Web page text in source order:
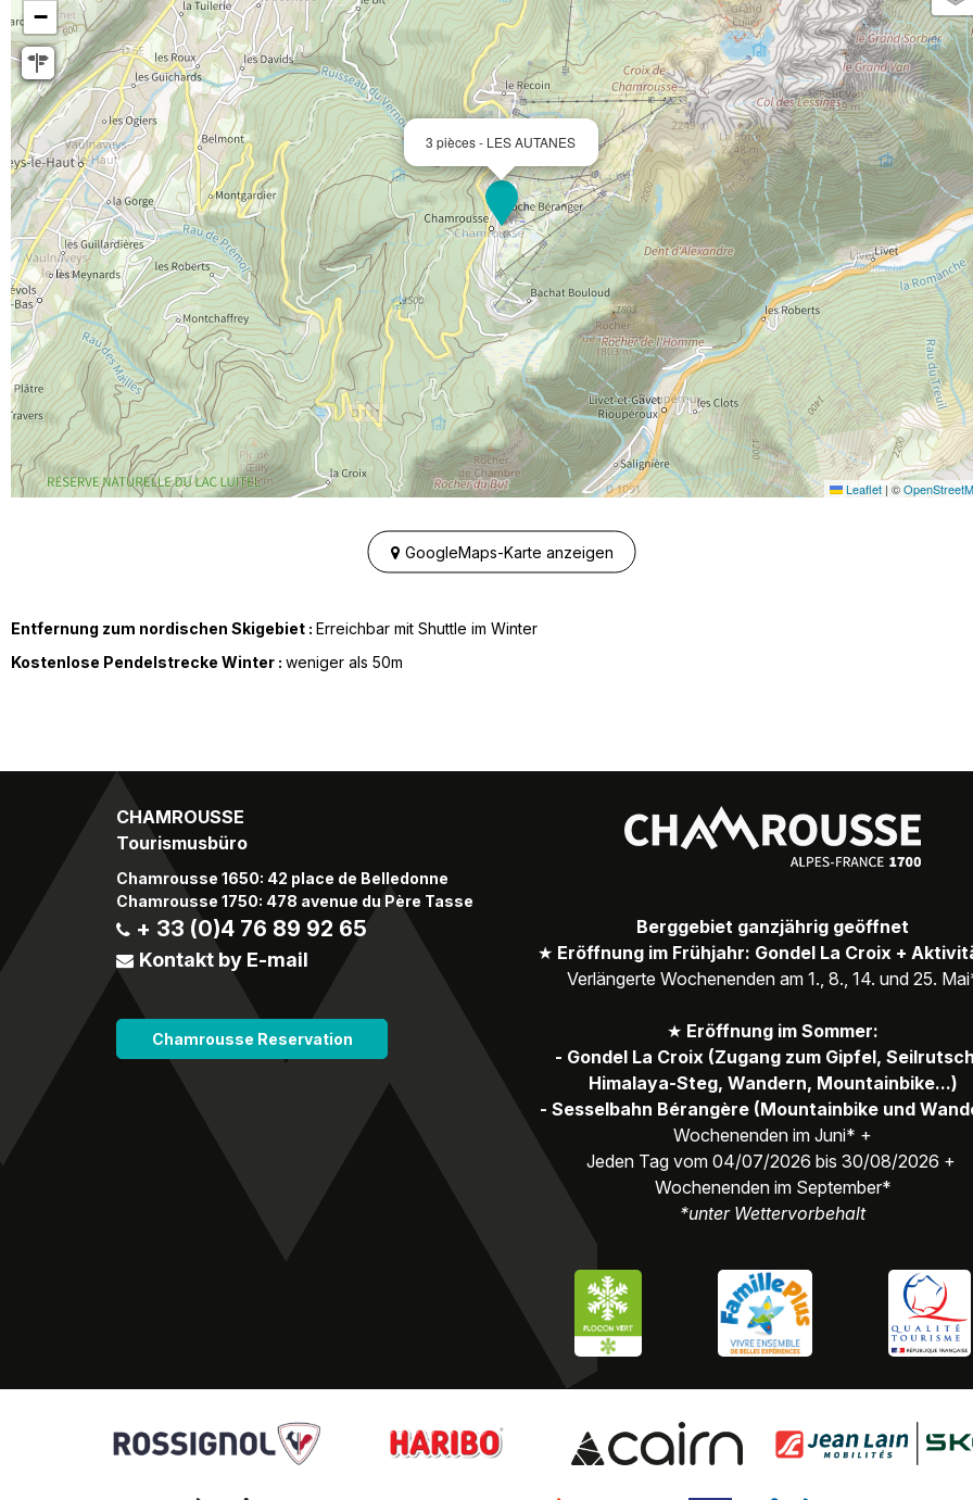
3 pièces - LES AUTANES
−
Leaflet | ©
GoogleMaps-Karte anzeigen
Entfernung zum nordischen Skigebiet : Erreichbar mit Shuttle im Winter
Kostenlose Pendelstrecke Winter : weniger als 50m
CHAMROUSSE
Tourismusbüro
Chamrousse 1650: 42 place de Belledonne
Chamrousse 1750: 478 avenue du Père Tasse
+ 33 (0)4 76 89 92 65
Kontakt by E-mail
Chamrousse Reservation
Berggebiet ganzjährig geöffnet
★ Eröffnung im Frühjahr: Gondel La Croix +
Verlängerte Wochenenden am 1., 8., 14. und 25.
★ Eröffnung im Sommer:
- Gondel La Croix (Zugang zum Gipfel,
Himalaya-Steg, Wandern, Mountainbike...)
- Sesselbahn Bérangère (Mountainbike und
Wochenenden im Juni* +
Jeden Tag vom 04/07/2026 bis 30/08/2026 +
Wochenenden im September*
*unter Wettervorbehalt